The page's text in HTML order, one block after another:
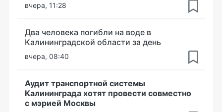
вчера, 11:28
Два человека погибли на воде в
Калининградской области за день
вчера, 08:40
Аудит транспортной системы
Калининграда хотят провести совместно
с мэрией Москвы